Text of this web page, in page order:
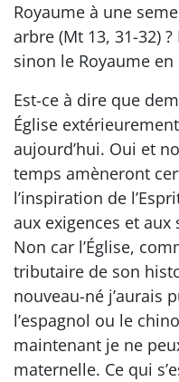
Royaume à une
arbre (Mt 13, 31-32) ?
sinon le Royaume en
Est-ce à dire que
Église
aujourd’hui. Oui et
temps amèneront
l’inspiration de
aux exigences et aux
Non car l’Église,
tributaire de son
nouveau-né j’aurais
l’espagnol ou le
maintenant je ne
maternelle. Ce qui